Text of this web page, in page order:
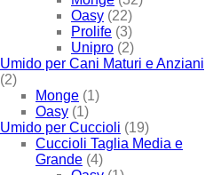
Oasy (22)
Prolife (3)
Unipro (2)
Umido per Cani Maturi e Anziani
(2)
Monge (1)
Oasy (1)
Umido per Cuccioli (19)
Cuccioli Taglia Media e
Grande (4)